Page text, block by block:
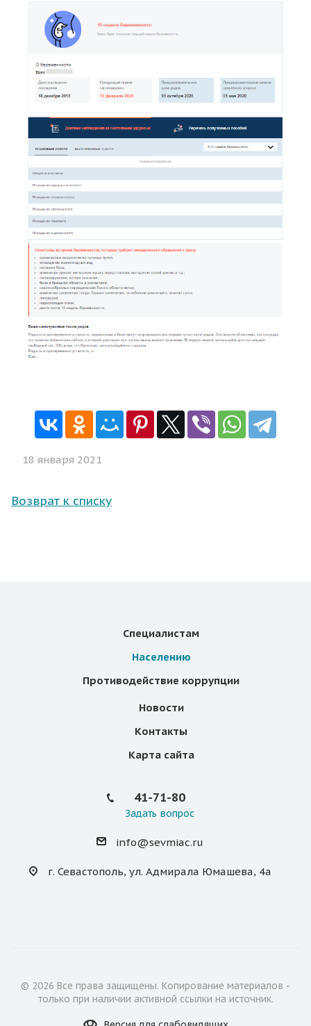
18 января 2021
Возврат к списку
Специалистам
Населению
Противодействие коррупции
Новости
Контакты
Карта сайта
41-71-80
Задать вопрос
info@sevmiac.ru
г. Севастополь, ул. Адмирала Юмашева, 4а
© 2026 Все права защищены. Копирование материалов -
только при наличии активной ссылки на источник.